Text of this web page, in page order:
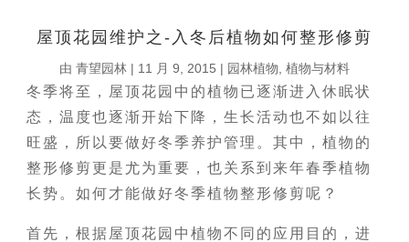
屋顶花园维护之-入冬后植物如何整形修剪
由 青望园林 | 11 月 9, 2015 | 园林植物 植物与材料
冬季将至，屋顶花园中的植物已逐渐进入休眠状
态，温度也逐渐开始下降，生长活动也不如以往
旺盛，所以要做好冬季养护管理。其中，植物的
整形修剪更是尤为重要，也关系到来年春季植物
长势。如何才能做好冬季植物整形修剪呢？
首先，根据屋顶花园中植物不同的应用目的，进